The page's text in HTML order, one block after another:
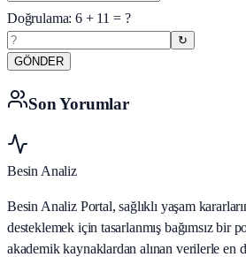
Doğrulama:6+ 11 = ?
↻
GÖNDER
Son Yorumlar
Besin Analiz
Besin Analiz Portal, sağlıklı yaşam
desteklemek için tasarlanmış bağımsız bir
akademik kaynaklardan alınan verilerle en